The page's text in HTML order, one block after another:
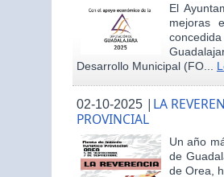
El
mejoras
Desarrollo Municipal (FO...
02-10-2025 | LA
PROVINCIAL
Un año
de
de Orea,